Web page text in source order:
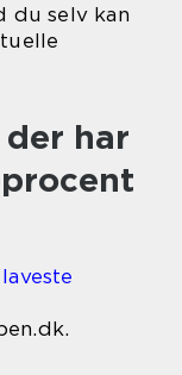
du selv kan
har